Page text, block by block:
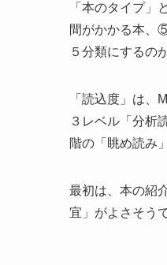
「本のタイプ
間がかかる本、
５分類にするの
「読込度」は
３レベル「分析
階の「眺め読み
最初は、本の紹
宜」がよさそう